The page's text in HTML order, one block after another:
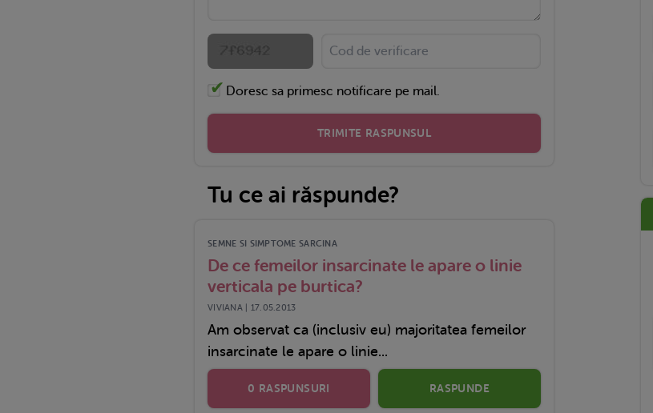
Doresc sa primesc notificare pe mail.
TRIMITE RASPUNSUL
Tu ce ai răspunde?
SEMNE SI SIMPTOME SARCINA
De ce femeilor insarcinate le apare o linie
verticala pe burtica?
VIVIANA | 17.05.2013
Am observat ca (inclusiv eu) majoritatea femeilor
insarcinate le apare o linie...
0 RASPUNSURI RASPUNDE